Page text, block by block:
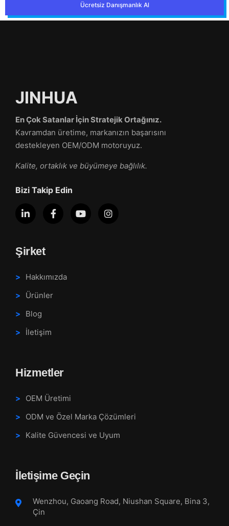
Ücretsiz Danışmanlık Al
JINHUA
En Çok Satanlar İçin Stratejik Ortağınız.
Kavramdan üretime, markanızın başarısını
destekleyen OEM/ODM motoruyuz.
Kalite, ortaklık ve büyümeye bağlılık.
Bizi Takip Edin
Şirket
Hakkımızda
Ürünler
Blog
İletişim
Hizmetler
OEM Üretimi
ODM ve Özel Marka Çözümleri
Kalite Güvencesi ve Uyum
İletişime Geçin
Wenzhou, Gaoang Road, Niushan Square, Bina 3,
Çin